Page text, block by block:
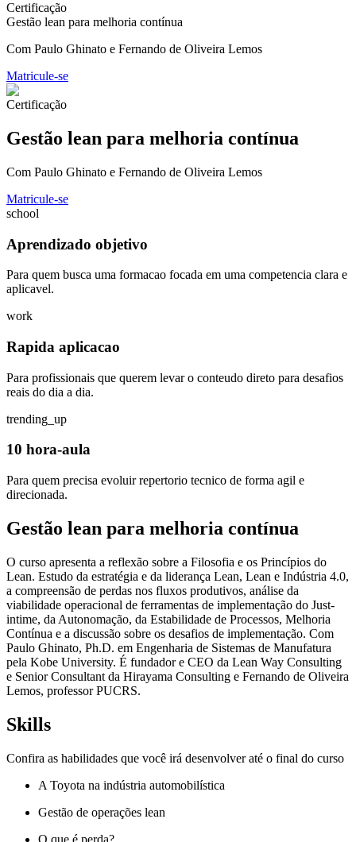
Certificação
Gestão lean para melhoria contínua
Com Paulo Ghinato e Fernando de Oliveira Lemos
Matricule-se
Certificação
Gestão lean para melhoria contínua
Com Paulo Ghinato e Fernando de Oliveira Lemos
Matricule-se
school
Aprendizado objetivo
Para quem busca uma formacao focada em uma competencia clara e
aplicavel.
work
Rapida aplicacao
Para profissionais que querem levar o conteudo direto para desafios
reais do dia a dia.
trending_up
10 hora-aula
Para quem precisa evoluir repertorio tecnico de forma agil e
direcionada.
Gestão lean para melhoria contínua
O curso apresenta a reflexão sobre a Filosofia e os Princípios do
Lean. Estudo da estratégia e da liderança Lean, Lean e Indústria 4.0,
a compreensão de perdas nos fluxos produtivos, análise da
viabilidade operacional de ferramentas de implementação do Just-
intime, da Autonomação, da Estabilidade de Processos, Melhoria
Contínua e a discussão sobre os desafios de implementação. Com
Paulo Ghinato, Ph.D. em Engenharia de Sistemas de Manufatura
pela Kobe University. É fundador e CEO da Lean Way Consulting
e Senior Consultant da Hirayama Consulting e Fernando de Oliveira
Lemos, professor PUCRS.
Skills
Confira as habilidades que você irá desenvolver até o final do curso
A Toyota na indústria automobilística
Gestão de operações lean
O que é perda?